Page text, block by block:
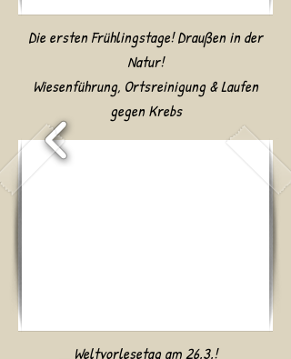
Die ersten Frühlingstage! Draußen in der
Natur!
Wiesenführung, Ortsreinigung & Laufen
gegen Krebs
Weltvorlesetag am 26.3.!